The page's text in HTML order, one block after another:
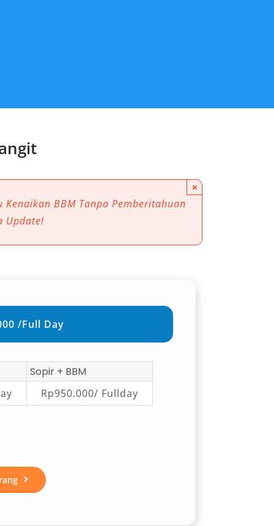
BBM Tanpa Pemberitahuan
Update!
×
/Full Day
Sopir + BBM
Rp950.000/ Fullday